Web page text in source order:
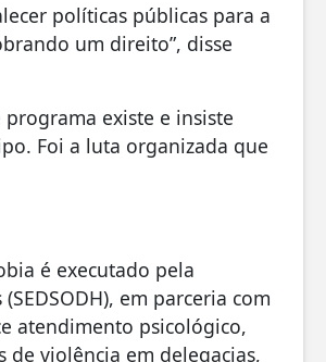
políticas públicas para a
um direito”, disse
existe e insiste
Foi a luta organizada que
é executado pela
em parceria com
atendimento psicológico,
violência em delegacias,